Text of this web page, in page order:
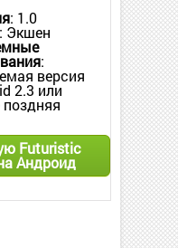
: 1.0
: Экшен
:
версия
2.3 или
поздняя
Futuristic
Андроид